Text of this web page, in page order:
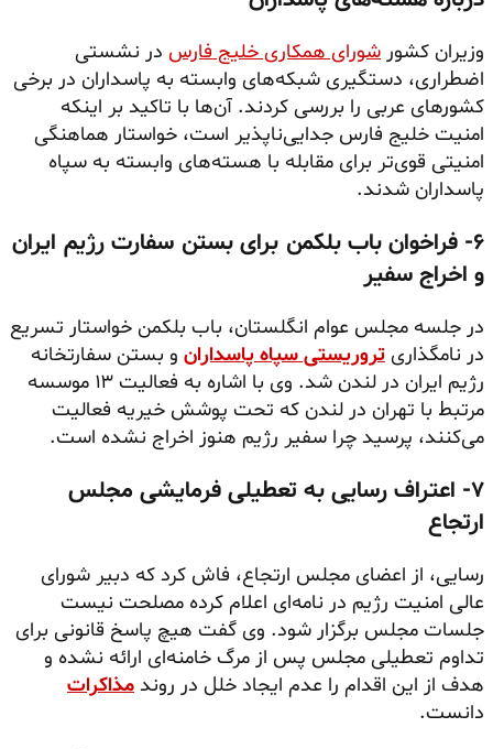
وزیران کشور شورای همکاری خلیج فارس در نشستی
اضطراری، دستگیری شبکه‌های وابسته به پاسداران در برخی
کشورهای عربی را بررسی کردند. آن‌ها با تاکید بر اینکه
امنیت خلیج فارس جدایی‌ناپذیر است، خواستار هماهنگی
امنیتی قوی‌تر برای مقابله با هسته‌های وابسته به سپاه
پاسداران شدند.
۶- فراخوان باب بلکمن برای بستن سفارت رژیم ایران
و اخراج سفیر
در جلسه مجلس عوام انگلستان، باب بلکمن خواستار تسریع
در نامگذاری تروریستی سپاه پاسداران و بستن سفارتخانه
رژیم ایران در لندن شد. وی با اشاره به فعالیت ۱۳ موسسه
مرتبط با تهران در لندن که تحت پوشش خیریه فعالیت
می‌کنند، پرسید چرا سفیر رژیم هنوز اخراج نشده است.
۷- اعتراف رسایی به تعطیلی فرمایشی مجلس
ارتجاع
رسایی، از اعضای مجلس ارتجاع، فاش کرد که دبیر شورای
عالی امنیت رژیم در نامه‌ای اعلام کرده مصلحت نیست
جلسات مجلس برگزار شود. وی گفت هیچ پاسخ قانونی برای
تداوم تعطیلی مجلس پس از مرگ خامنه‌ای ارائه نشده و
هدف از این اقدام را عدم ایجاد خلل در روند مذاکرات
دانست.